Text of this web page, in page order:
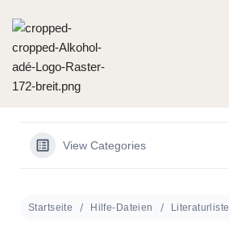
Zum
Inhalt
springen
View Categories
Startseite Hilfe-Dateien Literaturliste